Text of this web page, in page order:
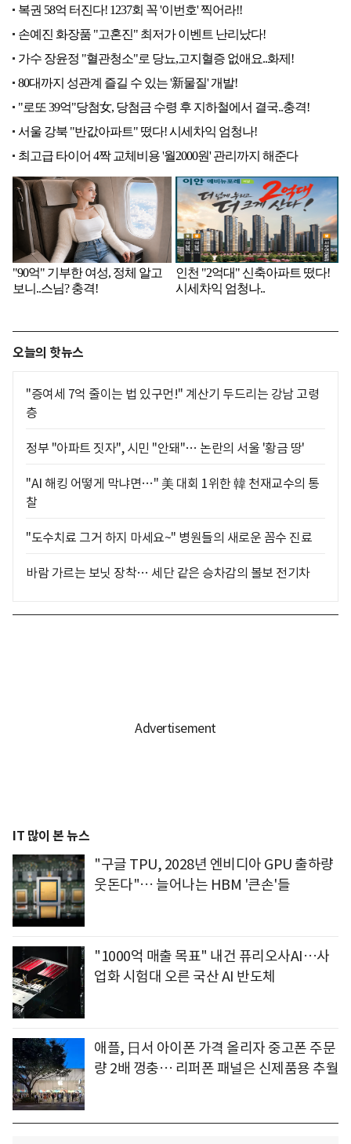
오늘의 핫뉴스
"증여세 7억 줄이는 법 있구먼!" 계산기 두드리는 강남 고령
층
정부 "아파트 짓자", 시민 "안돼"… 논란의 서울 '황금 땅'
"AI 해킹 어떻게 막냐면…" 美 대회 1위한 韓 천재교수의 통
찰
"도수치료 그거 하지 마세요~" 병원들의 새로운 꼼수 진료
바람 가르는 보닛 장착… 세단 같은 승차감의 볼보 전기차
IT 많이 본 뉴스
"구글 TPU, 2028년 엔비디아 GPU 출하량
웃돈다"… 늘어나는 HBM '큰손'들
"1000억 매출 목표" 내건 퓨리오사AI…사
업화 시험대 오른 국산 AI 반도체
애플, 日서 아이폰 가격 올리자 중고폰 주문
량 2배 껑충… 리퍼폰 패널은 신제품용 추월